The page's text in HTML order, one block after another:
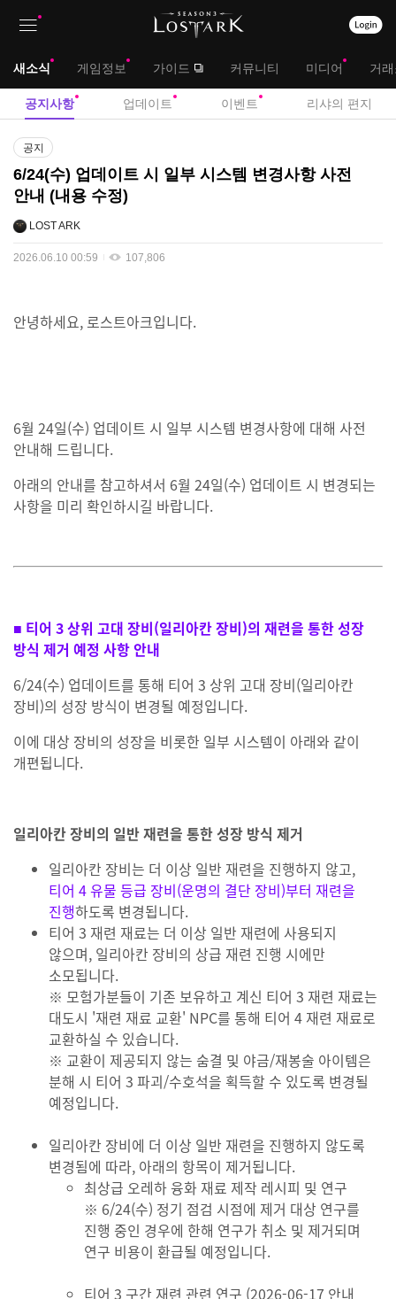
대
새소식 게임정보 가이드 커뮤니티 미디어 거
공지사항 업데이트 이벤트 리샤의 편지
공
사
항
공지
6/24(수) 업데이트 시 일부 시스템 변경사항 사전
안내 (내용 수정)
LOST ARK
2026.06.10 00:59 107,806
안녕하세요, 로스트아크입니다.
6월 24일(수) 업데이트 시 일부 시스템 변경사항에 대해 사전
안내해 드립니다.
아래의 안내를 참고하셔서 6월 24일(수) 업데이트 시 변경되는
사항을 미리 확인하시길 바랍니다.
■ 티어 3 상위 고대 장비(일리아칸 장비)의 재련을 통한 성장
방식 제거 예정 사항 안내
6/24(수) 업데이트를 통해 티어 3 상위 고대 장비(일리아칸
장비)의 성장 방식이 변경될 예정입니다.
이에 대상 장비의 성장을 비롯한 일부 시스템이 아래와 같이
개편됩니다.
일리아칸 장비의 일반 재련을 통한 성장 방식 제거
일리아칸 장비는 더 이상 일반 재련을 진행하지 않고,
티어 4 유물 등급 장비(운명의 결단 장비)부터 재련을
진행하도록 변경됩니다.
티어 3 재련 재료는 더 이상 일반 재련에 사용되지
않으며, 일리아칸 장비의 상급 재련 진행 시에만
소모됩니다.
※ 모험가분들이 기존 보유하고 계신 티어 3 재련 재료는
대도시 '재련 재료 교환' NPC를 통해 티어 4 재련 재료로
교환하실 수 있습니다.
※ 교환이 제공되지 않는 숨결 및 야금/재봉술 아이템은
분해 시 티어 3 파괴/수호석을 획득할 수 있도록 변경될
예정입니다.
일리아칸 장비에 더 이상 일반 재련을 진행하지 않도록
변경됨에 따라, 아래의 항목이 제거됩니다.
최상급 오레하 융화 재료 제작 레시피 및 연구
※ 6/24(수) 정기 점검 시점에 제거 대상 연구를
진행 중인 경우에 한해 연구가 취소 및 제거되며
연구 비용이 환급될 예정입니다.
티어 3 구간 재련 관련 연구 (2026-06-17 안내